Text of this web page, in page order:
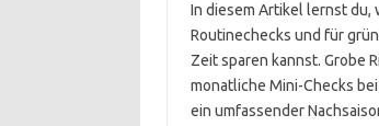
In diesem Artikel lernst
Routinechecks und für
Zeit sparen kannst. Grobe
monatliche Mini-Checks
ein umfassender